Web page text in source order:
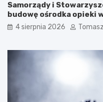
Samorządy i
budowę ośrodka opieki
4 sierpnia 2026